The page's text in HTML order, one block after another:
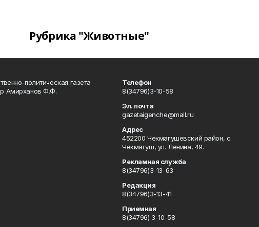
Рубрика "Животные"
политическая газета
Амирханов Ф.Ф.
Телефон
8(34796)3-10-58
Эл. почта
gazetaigenche@mail.ru
Адрес
452200 Чекмагушевский район, с.
Чекмагуш, ул. Ленина, 49.
Рекламная служба
8(34796)3-13-63
Редакция
8(34796)3-13-41
Приемная
8(34796) 3-10-58